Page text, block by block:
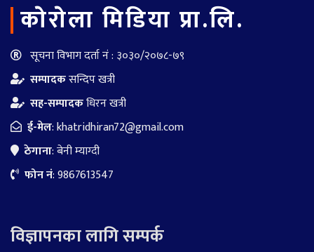
काेराेला मिडिया प्रा.लि.
सूचना विभाग दर्ता नं : ३०३०/२०७८-७९
सम्पादकसन्दिप खत्री
सह-सम्पादकधिरन खत्री
ई-मेल:khatridhiran72@gmail.com
ठेगाना: बेनी म्याग्दी
फोन नं: 9867613547
विज्ञापनका लागि सम्पर्क